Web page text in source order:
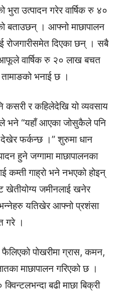
भुरा उत्पादन गरेर वार्षिक रु ४०
बताउछन् । आफ्नो माछापालन
रोजगारीसमेत दिएका छन् । सबै
वार्षिक रु २० लाख बचत
भनाई छ ।
कसरी र कहिलेदेखि यो व्यवसाय
भने “यहाँ आएका जोसुकैले पनि
फर्कन्छ ।” शुरुमा धान
हुने जग्गामा माछापालनका
कम्ती गाह्रो भने नभएको होइन्
खेतीयोग्य जमीनलाई खनेर
भन्नेहरु यतिखेर आफ्नो प्रशंसा
गरे ।
पोखरीमा ग्रास, कमन,
माछापालन गरिएको छ ।
बढी माछा बिक्री